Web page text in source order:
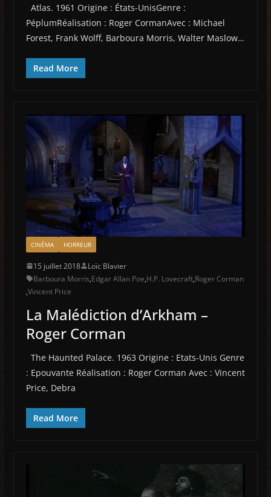
Atlas. 1961 Origine : États-UnisGenre :
PéplumRéalisation : Roger CormanAvec : Michael
Forest, Frank Wolff, Barboura Morris, Walter Maslow…
Read More
CINÉMA HORREUR
15 juillet 2018
Loïc Blavier
Barboura Morris,Edgar Allan Poe,H.P. Lovecraft,Roger Corman
,Vincent Price
La Malédiction d’Arkham –
Roger Corman
The Haunted Palace. 1963 Origine : Etats-Unis Genre
: Epouvante Réalisation : Roger Corman Avec : Vincent
Price, Debra
Read More